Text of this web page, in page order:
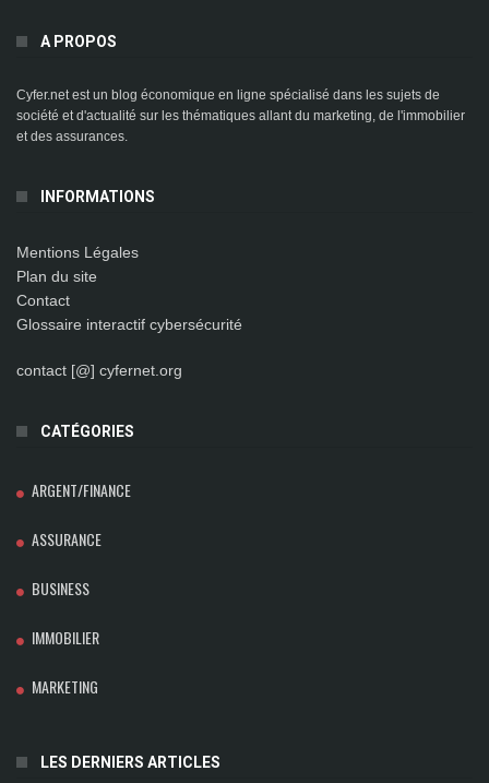
A PROPOS
Cyfer.net est un blog économique en ligne spécialisé dans les sujets de
société et d'actualité sur les thématiques allant du marketing, de l'immobilier
et des assurances.
INFORMATIONS
Mentions Légales
Plan du site
Contact
Glossaire interactif cybersécurité
contact [@] cyfernet.org
CATÉGORIES
ARGENT/FINANCE
ASSURANCE
BUSINESS
IMMOBILIER
MARKETING
LES DERNIERS ARTICLES